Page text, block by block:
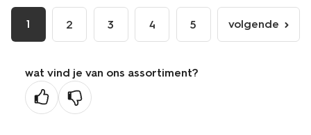
1 2 3 4 5
volgende
pagina
volgende
wat vind je van ons assortiment?